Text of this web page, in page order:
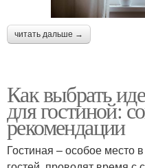
читать дальше →
Как выбрать
для гостиной:
рекомендации
Гостиная – особое место